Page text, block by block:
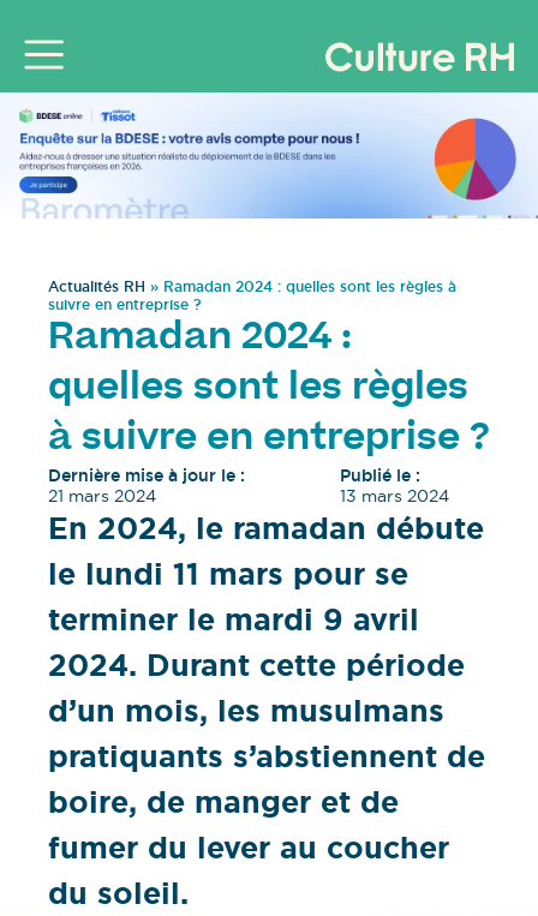
Actualités RH » Ramadan 2024 : quelles sont les règles à
suivre en entreprise ?
Ramadan 2024 :
quelles sont les règles
à suivre en entreprise ?
Dernière mise à jour le :
21 mars 2024
Publié le :
13 mars 2024
En 2024, le ramadan débute
le lundi 11 mars pour se
terminer le mardi 9 avril
2024. Durant cette période
d’un mois, les musulmans
pratiquants s’abstiennent de
boire, de manger et de
fumer du lever au coucher
du soleil.